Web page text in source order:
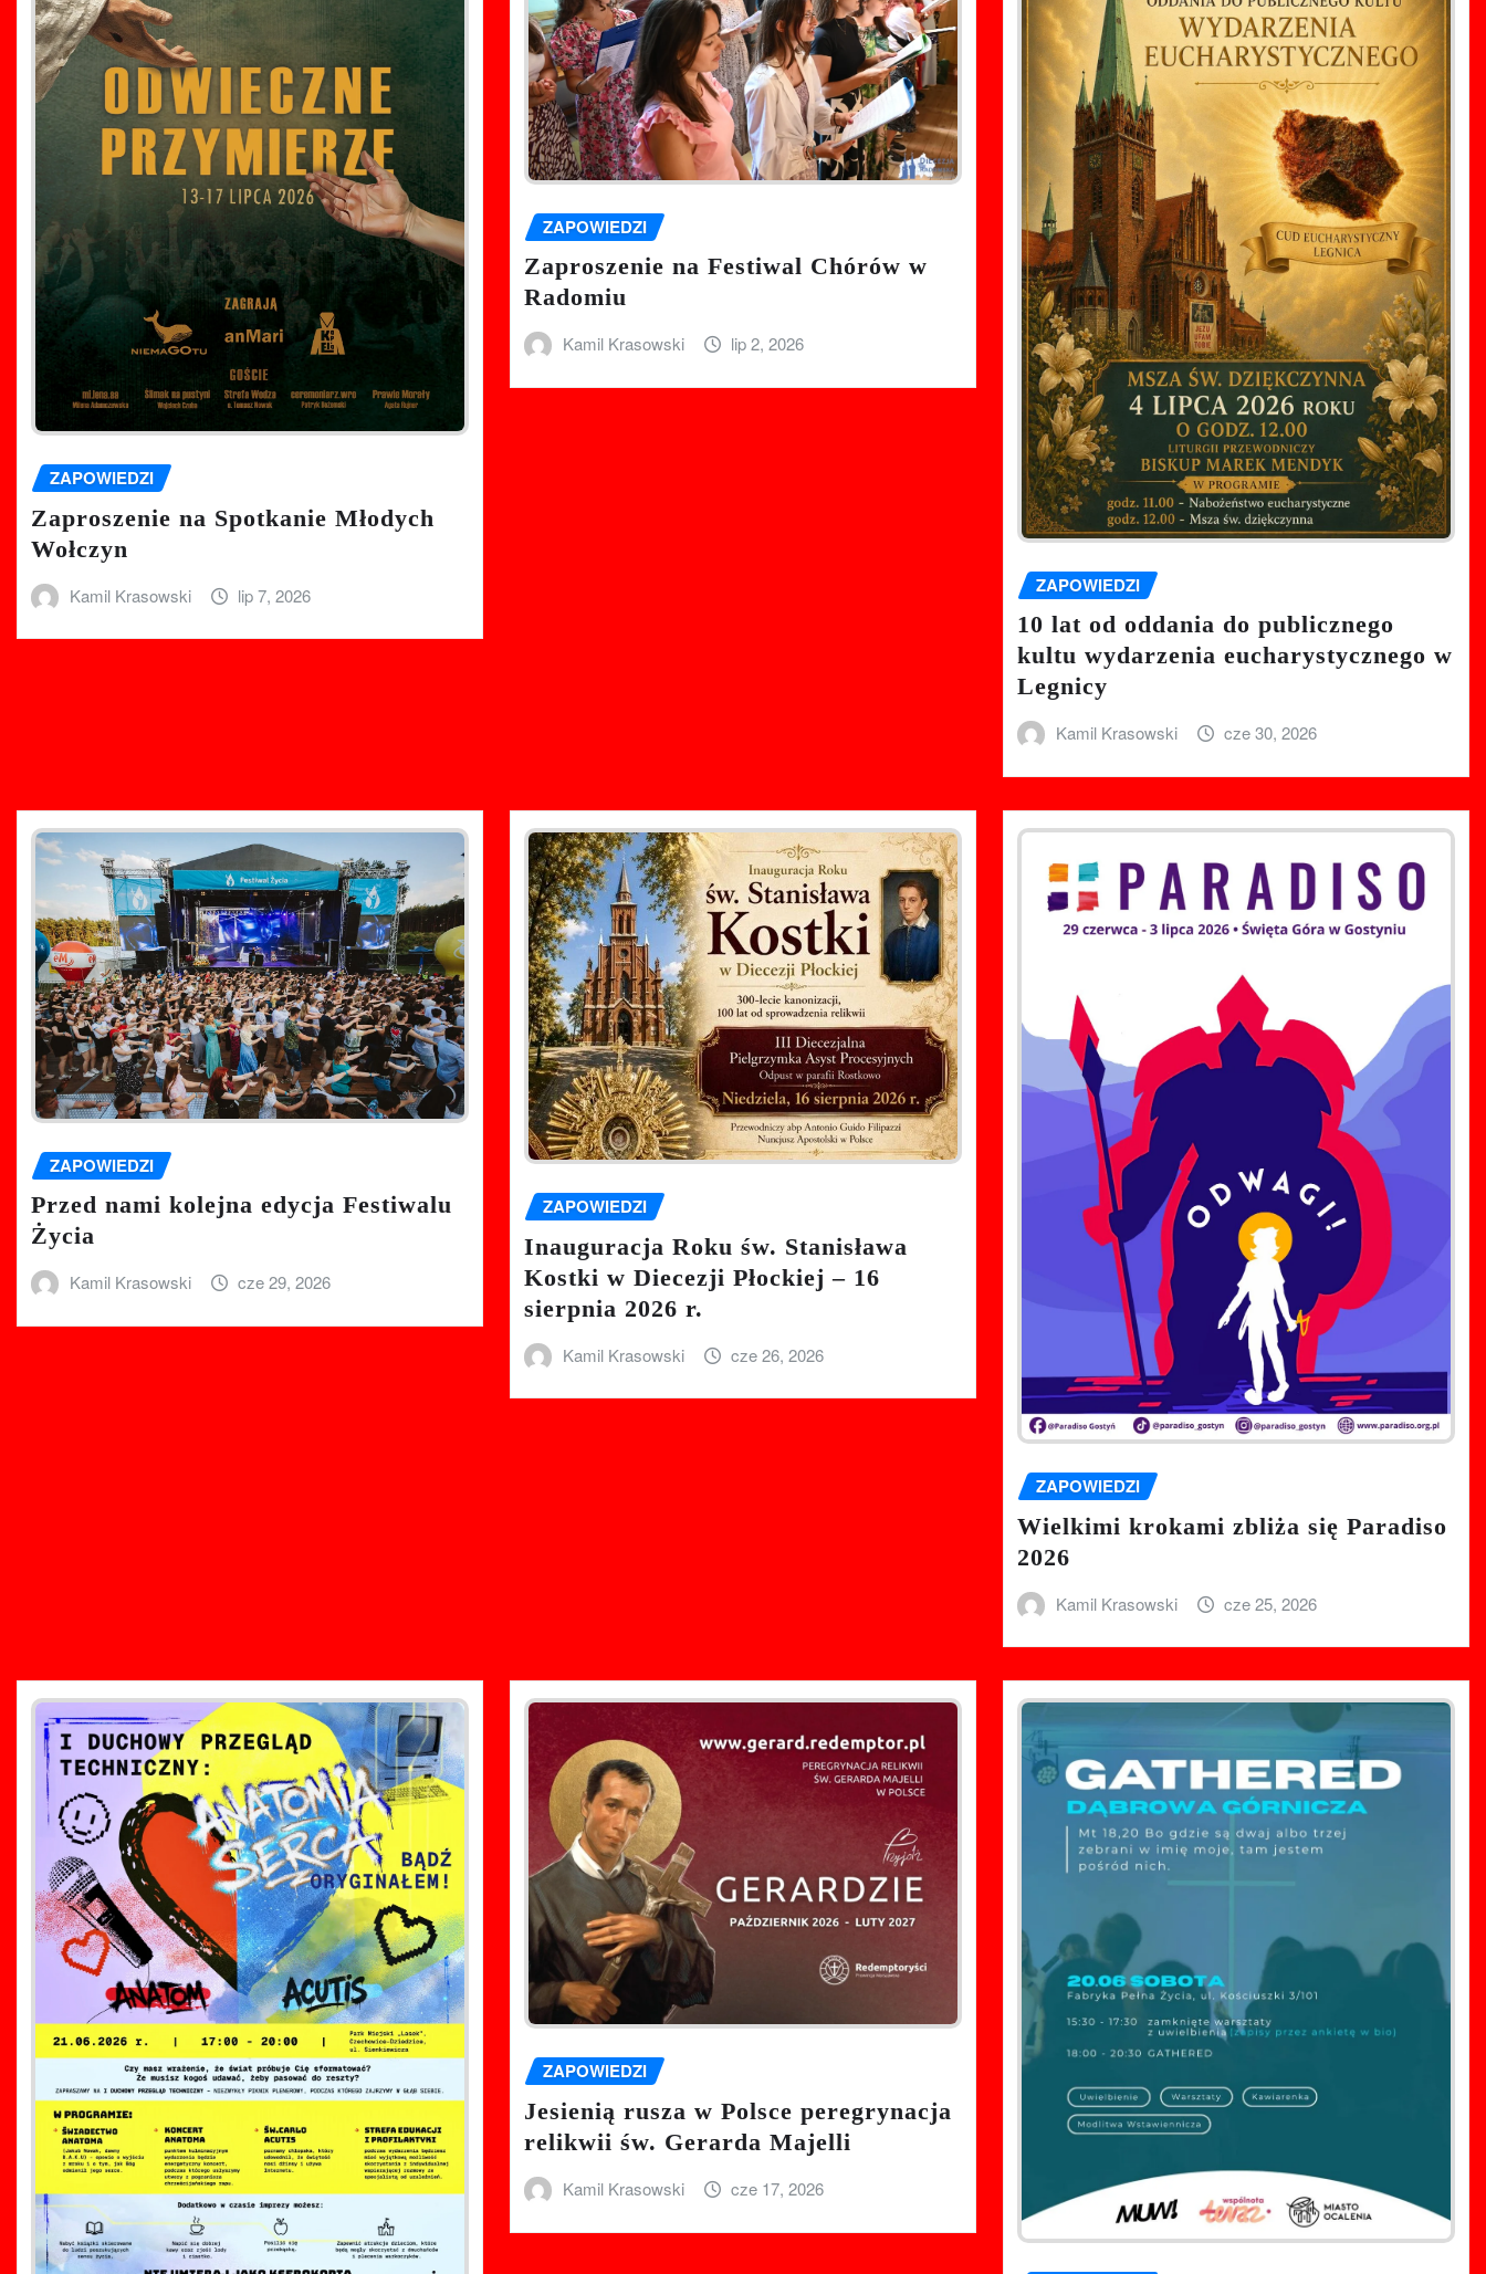
ZAPOWIEDZI
Zaproszenie na Spotkanie Młodych
Wołczyn
Kamil Krasowski lip 7, 2026
ZAPOWIEDZI
Zaproszenie na Festiwal Chórów w
Radomiu
Kamil Krasowski lip 2, 2026
ZAPOWIEDZI
10 lat od oddania do publicznego
kultu wydarzenia eucharystycznego w
Legnicy
Kamil Krasowski cze 30, 2026
ZAPOWIEDZI
Przed nami kolejna edycja Festiwalu
Życia
Kamil Krasowski cze 29, 2026
ZAPOWIEDZI
Inauguracja Roku św. Stanisława
Kostki w Diecezji Płockiej – 16
sierpnia 2026 r.
Kamil Krasowski cze 26, 2026
ZAPOWIEDZI
Wielkimi krokami zbliża się Paradiso
2026
Kamil Krasowski cze 25, 2026
ZAPOWIEDZI
Jesienią rusza w Polsce peregrynacja
relikwii św. Gerarda Majelli
Kamil Krasowski cze 17, 2026